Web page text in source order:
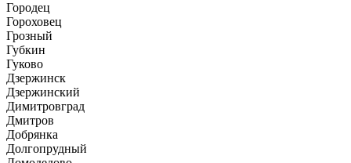
Городец
Гороховец
Грозный
Губкин
Гуково
Дзержинск
Дзержинский
Димитровград
Дмитров
Добрянка
Долгопрудный